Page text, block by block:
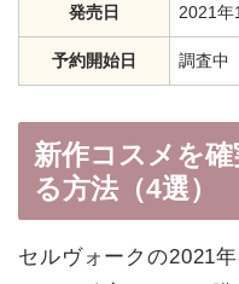
発売日 2021年
予約開始日 調査中
新作コスメを
る方法（4選）
セルヴォークの2021